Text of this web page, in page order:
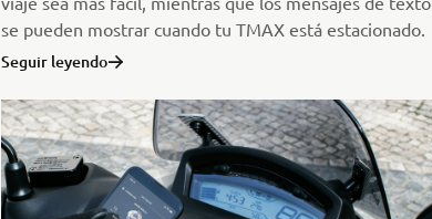
se pueden mostrar cuando tu TMAX está estacionado.
Seguir leyendo